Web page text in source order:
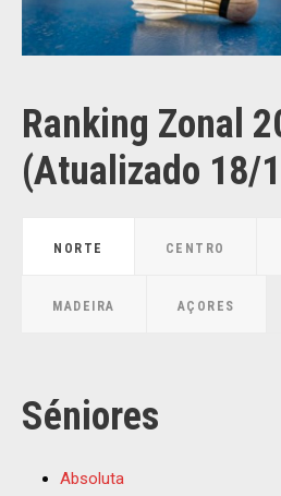
Ranking Zonal
(Atualizado 18/
NORTE CENTRO
MADEIRA AÇORES
Séniores
Absoluta